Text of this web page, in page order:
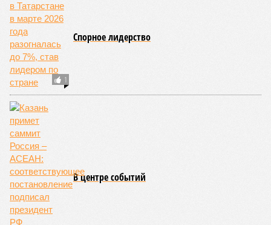
года продемонстрировал впечатляющий
поставоксельскохозяйственной продукции и
продовольствия в Китайскую Народную Республику, в разы
превысив показатели аналогичного периода прошлого года.
КОММЕНТАРИИ